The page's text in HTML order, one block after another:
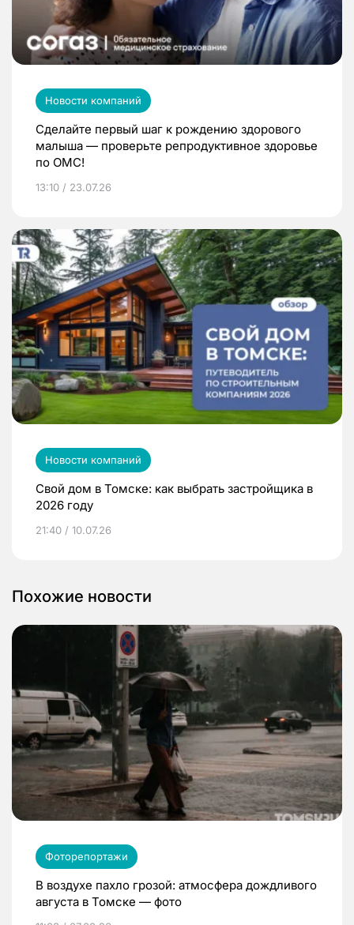
Новости компаний
Сделайте первый шаг к рождению здорового
малыша — проверьте репродуктивное здоровье
по ОМС!
13:10 / 23.07.26
Новости компаний
Свой дом в Томске: как выбрать застройщика в
2026 году
21:40 / 10.07.26
Похожие новости
Фоторепортажи
В воздухе пахло грозой: атмосфера дождливого
августа в Томске — фото